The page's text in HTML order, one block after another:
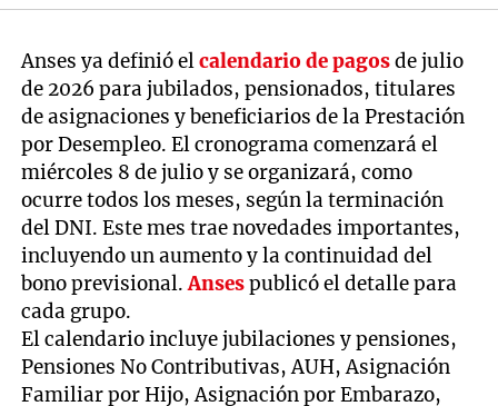
Anses ya definió elcalendario de pagosde julio
de 2026 para jubilados, pensionados, titulares
de asignaciones y beneficiarios de la Prestación
por Desempleo. El cronograma comenzará el
miércoles 8 de julio y se organizará, como
ocurre todos los meses, según la terminación
del DNI. Este mes trae novedades importantes,
incluyendo un aumento y la continuidad del
bono previsional.Ansespublicó el detalle para
cada grupo.
El calendario incluye jubilaciones y pensiones,
Pensiones No Contributivas, AUH, Asignación
Familiar por Hijo, Asignación por Embarazo,